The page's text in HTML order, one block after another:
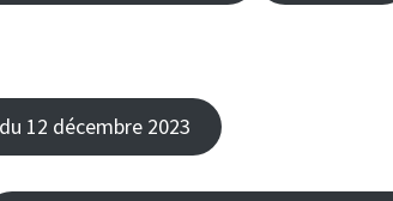
12 décembre 2023